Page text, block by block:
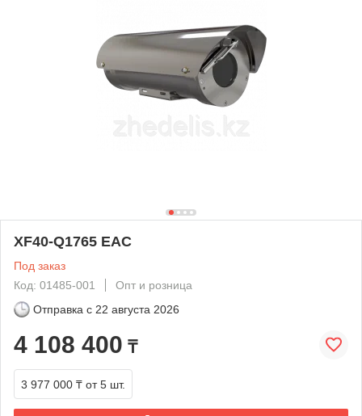
XF40-Q1765 EAC
Под заказ
Код: 01485-001
Опт и розница
Отправка с 22 августа 2026
4 108 400 ₸
3 977 000 ₸ от 5 шт.